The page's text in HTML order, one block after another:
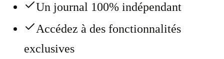
Un journal 100% indépendant
Accédez à des fonctionnalités
exclusives